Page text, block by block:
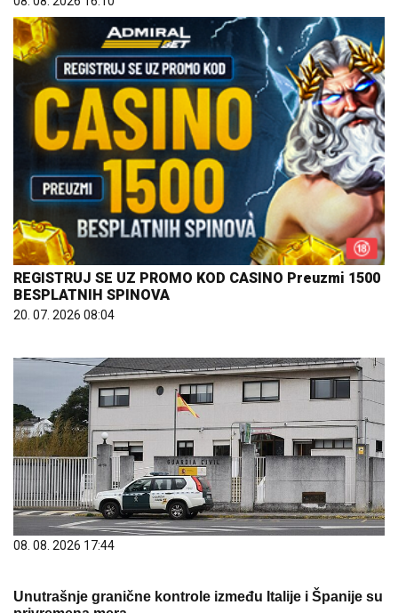
REGISTRUJ SE UZ PROMO KOD CASINO Preuzmi 1500
BESPLATNIH SPINOVA
20. 07. 2026 08:04
08. 08. 2026 17:44
Unutrašnje granične kontrole između Italije i Španije su